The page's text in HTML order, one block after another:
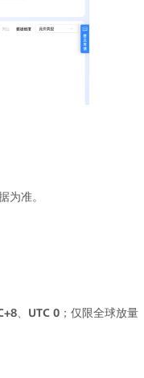
为准。
、 UTC 0；仅限全球放量